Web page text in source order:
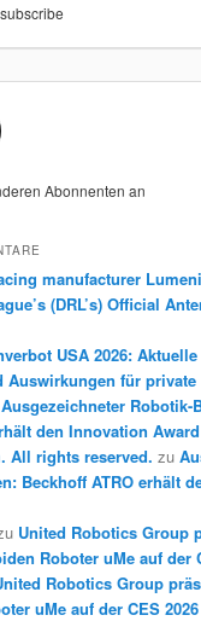
Abonnenten an
manufacturer
(DRL’s) Official
USA 2026: Aktuelle
Auswirkungen für
Robotik-
den Innovation
All rights reserved. zu
Beckhoff ATRO erhält
United Robotics Group
Roboter uMe auf der
Robotics Group
uMe auf der CES 2026